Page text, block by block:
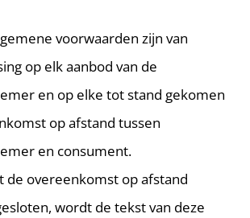
voorwaarden zijn van
op elk aanbod van de
en op elke tot stand gekomen
op afstand tussen
en consument.
de overeenkomst op afstand
wordt de tekst van deze